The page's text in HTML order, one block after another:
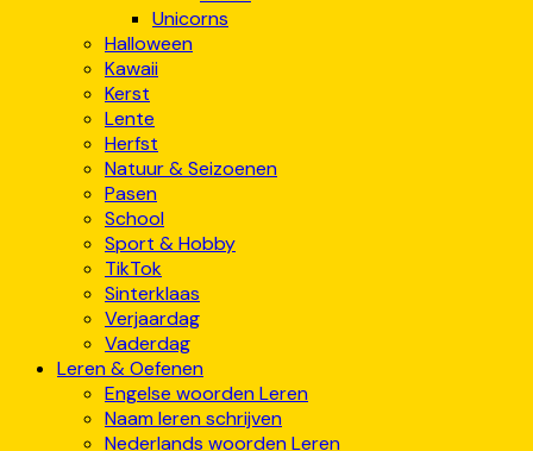
Unicorns
Halloween
Kawaii
Kerst
Lente
Herfst
Natuur & Seizoenen
Pasen
School
Sport & Hobby
TikTok
Sinterklaas
Verjaardag
Vaderdag
Leren & Oefenen
Engelse woorden Leren
Naam leren schrijven
Nederlands woorden Leren